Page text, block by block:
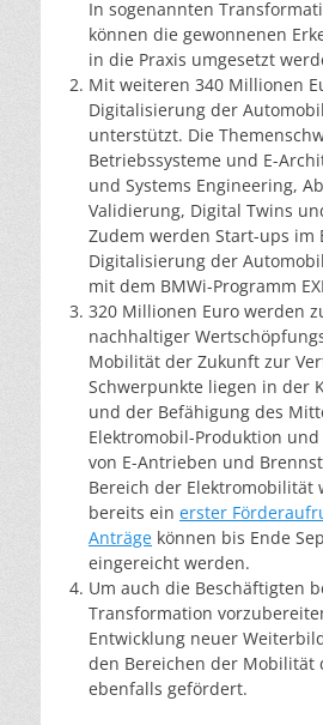
In sogenannten
können die gewonnenen
in die Praxis umgesetzt
Mit weiteren 340 Millionen
Digitalisierung der
unterstützt. Die
Betriebssysteme und E-
und Systems Engineering,
Validierung, Digital Twins
Zudem werden Start-ups im
Digitalisierung der
mit dem BMWi-Programm
320 Millionen Euro werden
nachhaltiger
Mobilität der Zukunft zur
Schwerpunkte liegen in der
und der Befähigung des
Elektromobil-Produktion
von E-Antrieben und
Bereich der Elektromobilität
bereits ein erster
Anträge können bis Ende
eingereicht werden.
Um auch die Beschäftigten
Transformation
Entwicklung neuer
den Bereichen der Mobilität
ebenfalls gefördert.